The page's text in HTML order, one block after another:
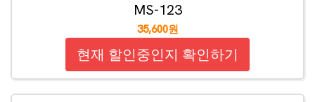
MS-123
35,600원
현재 할인중인지 확인하기